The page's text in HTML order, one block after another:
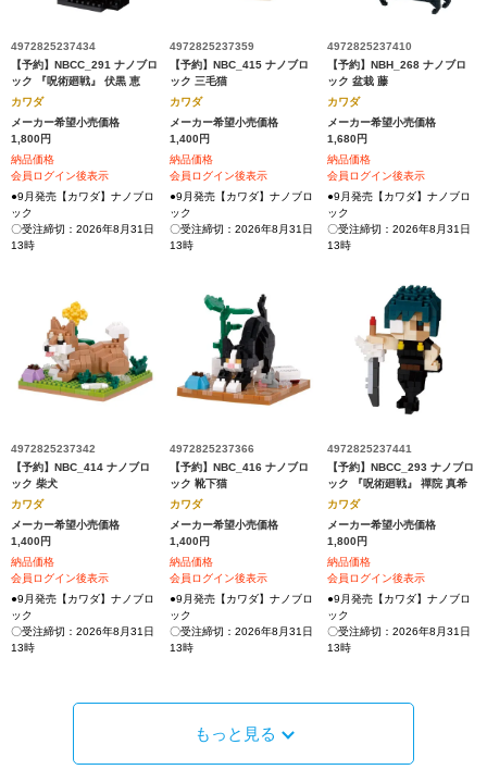
4972825237434
【予約】NBCC_291 ナノブロ
ック 『呪術廻戦』 伏黒 恵
カワダ
メーカー希望小売価格
1,800円
納品価格
会員ログイン後表示
●9月発売【カワダ】ナノブロ
ック
〇受注締切：2026年8月31日
13時
4972825237359
【予約】NBC_415 ナノブロ
ック 三毛猫
カワダ
メーカー希望小売価格
1,400円
納品価格
会員ログイン後表示
●9月発売【カワダ】ナノブロ
ック
〇受注締切：2026年8月31日
13時
4972825237410
【予約】NBH_268 ナノブロ
ック 盆栽 藤
カワダ
メーカー希望小売価格
1,680円
納品価格
会員ログイン後表示
●9月発売【カワダ】ナノブロ
ック
〇受注締切：2026年8月31日
13時
4972825237342
【予約】NBC_414 ナノブロ
ック 柴犬
カワダ
メーカー希望小売価格
1,400円
納品価格
会員ログイン後表示
●9月発売【カワダ】ナノブロ
ック
〇受注締切：2026年8月31日
13時
4972825237366
【予約】NBC_416 ナノブロ
ック 靴下猫
カワダ
メーカー希望小売価格
1,400円
納品価格
会員ログイン後表示
●9月発売【カワダ】ナノブロ
ック
〇受注締切：2026年8月31日
13時
4972825237441
【予約】NBCC_293 ナノブロ
ック 『呪術廻戦』 禪院 真希
カワダ
メーカー希望小売価格
1,800円
納品価格
会員ログイン後表示
●9月発売【カワダ】ナノブロ
ック
〇受注締切：2026年8月31日
13時
もっと見る